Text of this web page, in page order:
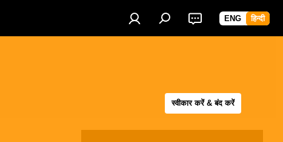
ENG हिन्दी
स्वीकार करें & बंद करें